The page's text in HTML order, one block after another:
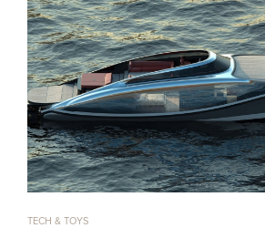
TECH & TOYS